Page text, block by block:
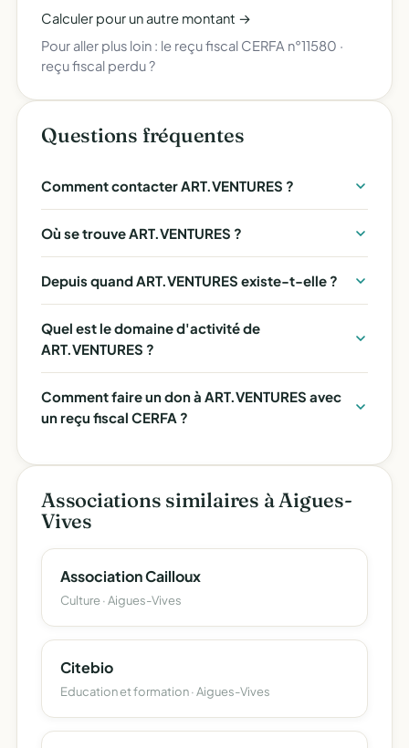
Calculer pour un autre montant →
Pour aller plus loin : le reçu fiscal CERFA n°11580 ·
reçu fiscal perdu ?
Questions fréquentes
Comment contacter ART.VENTURES ?
Où se trouve ART.VENTURES ?
Depuis quand ART.VENTURES existe-t-elle ?
Quel est le domaine d'activité de
ART.VENTURES ?
Comment faire un don à ART.VENTURES avec
un reçu fiscal CERFA ?
Associations similaires à Aigues-
Vives
Association Cailloux
Culture · Aigues-Vives
Citebio
Education et formation · Aigues-Vives